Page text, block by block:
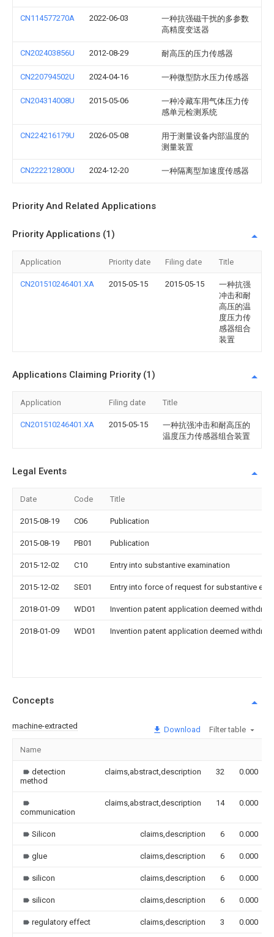
CN114577270A 2022-06-03
一种抗强磁干扰的多参数
高精度变送器
CN202403856U 2012-08-29 耐高压的压力传感器
CN220794502U 2024-04-16 一种微型防水压力传感器
CN204314008U 2015-05-06
一种冷藏车用气体压力传
感单元检测系统
CN224216179U 2026-05-08
用于测量设备内部温度的
测量装置
CN222212800U 2024-12-20 一种隔离型加速度传感器
Priority And Related Applications
Priority Applications (1)
Application Priority date Filing date Title
CN201510246401.XA 2015-05-15 2015-05-15
一种抗强
冲击和耐
高压的温
度压力传
感器组合
装置
Applications Claiming Priority (1)
Application Filing date Title
CN201510246401.XA 2015-05-15
一种抗强冲击和耐高压的
温度压力传感器组合装置
Legal Events
Date Code Title
2015-08-19 C06 Publication
2015-08-19 PB01 Publication
2015-12-02 C10 Entry into substantive examination
2015-12-02 SE01 Entry into force of request for substantive
2018-01-09 WD01 Invention patent application deemed
2018-01-09 WD01 Invention patent application deemed
Concepts
machine-extracted Download Filter table
Name
detection
method
claims,abstract,description 32 0.000
communication
claims,abstract,description 14 0.000
Silicon claims,description 6 0.000
glue claims,description 6 0.000
silicon claims,description 6 0.000
silicon claims,description 6 0.000
regulatory effect claims,description 3 0.000